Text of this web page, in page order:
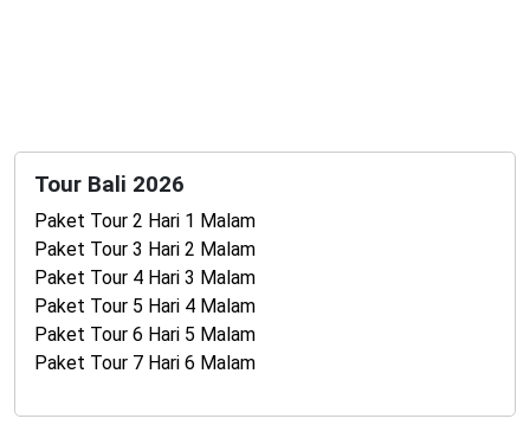
Tour Bali 2026
Paket Tour 2 Hari 1 Malam
Paket Tour 3 Hari 2 Malam
Paket Tour 4 Hari 3 Malam
Paket Tour 5 Hari 4 Malam
Paket Tour 6 Hari 5 Malam
Paket Tour 7 Hari 6 Malam